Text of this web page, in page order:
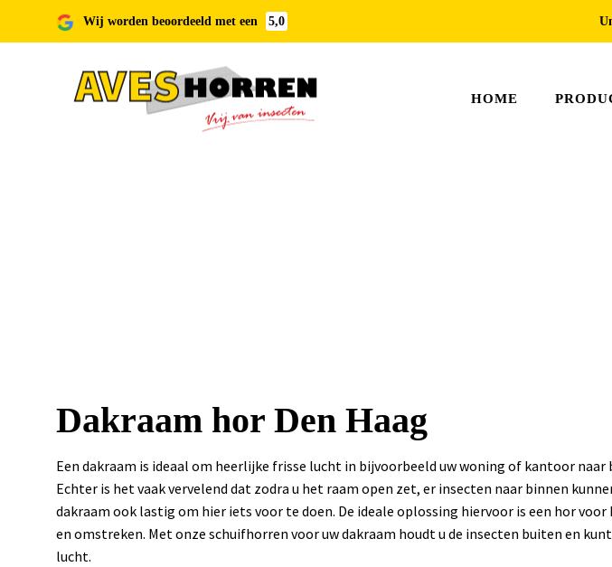
Wij worden beoordeeld met een 5,0
HOME
Dakraam hor Den Haag
Een dakraam is ideaal om heerlijke frisse lucht in bijvoorbeeld uw woning of kantoor
Echter is het vaak vervelend dat zodra u het raam open zet, er insecten naar binnen
dakraam ook lastig om hier iets voor te doen. De ideale oplossing hiervoor is een hor voor
en omstreken. Met onze schuifhorren voor uw dakraam houdt u de insecten buiten en
lucht.